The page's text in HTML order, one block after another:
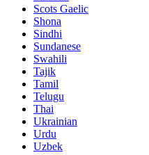
Scots Gaelic
Shona
Sindhi
Sundanese
Swahili
Tajik
Tamil
Telugu
Thai
Ukrainian
Urdu
Uzbek